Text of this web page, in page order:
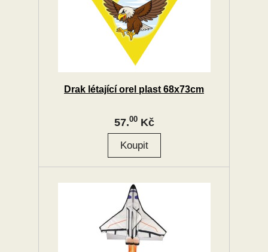
Drak létající orel plast 68x73cm
57.00Kč